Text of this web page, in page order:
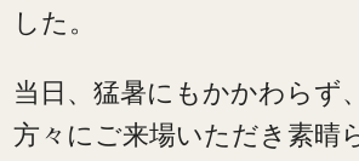
した。
当日、猛暑にもかかわらず
方々にご来場いただき素晴